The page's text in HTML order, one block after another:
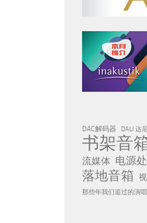
DAC解码器 DALI 达
书架音
流媒体 电源
落地音箱
那些年我们追过的演